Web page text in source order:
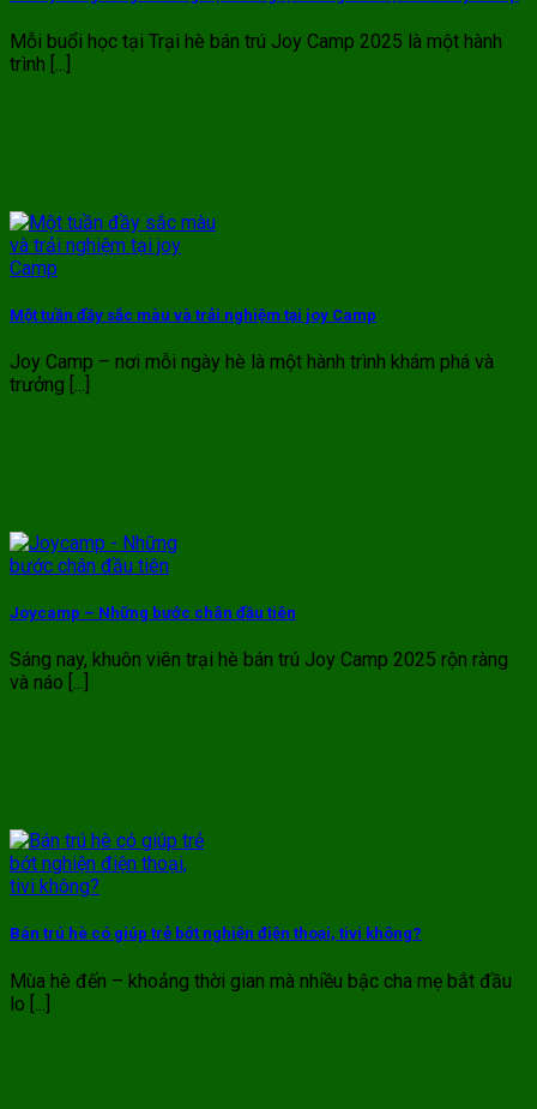
Mỗi buổi học tại Trại hè bán trú Joy Camp 2025 là một hành
trình [...]
Một tuần đầy sắc màu và trải nghiệm tại joy Camp
Joy Camp – nơi mỗi ngày hè là một hành trình khám phá và
trưởng [...]
Joycamp – Những bước chân đầu tiên
Sáng nay, khuôn viên trại hè bán trú Joy Camp 2025 rộn ràng
và náo [...]
Bán trú hè có giúp trẻ bớt nghiện điện thoại, tivi không?
Mùa hè đến – khoảng thời gian mà nhiều bậc cha mẹ bắt đầu
lo [...]